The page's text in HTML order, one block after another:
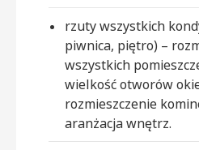
rzuty wszystkich
piwnica, piętro) –
wszystkich
wielkość otworów
rozmieszczenie
aranżacja wnętrz.